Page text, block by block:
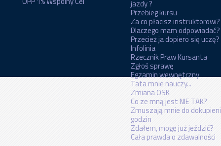
jazdy ?
Przebieg kursu
Za co płacisz instruktorowi?
Dlaczego mam odpowiadać?
Przecież ja dopiero się uczę?
Infolinia
Rzecznik Praw Kursanta
Zgłoś sprawę
Egzamin wewnętrzny
Tata mnie nauczy...
Zmiana OSK
Co ze mną jest NIE TAK?
Zmuszają mnie do
godzin
Zdałem, mogę już jeździć?
Cała prawda o zdawalności